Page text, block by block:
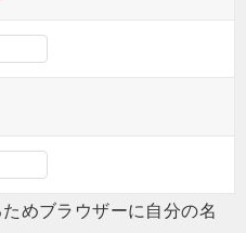
めブラウザーに自分の名